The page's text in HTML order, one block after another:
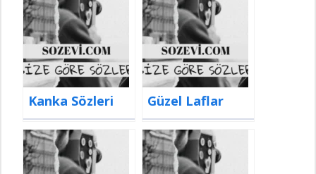
Kanka Sözleri Güzel Laflar